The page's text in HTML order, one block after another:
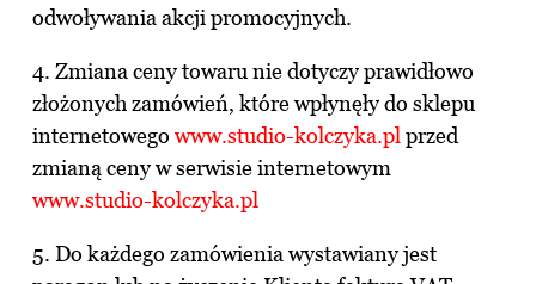
odwoływania akcji promocyjnych.
4. Zmiana ceny towaru nie dotyczy prawidłowo
złożonych zamówień, które wpłynęły do sklepu
internetowego www.studio-kolczyka.pl przed
zmianą ceny w serwisie internetowym
www.studio-kolczyka.pl
5. Do każdego zamówienia wystawiany jest